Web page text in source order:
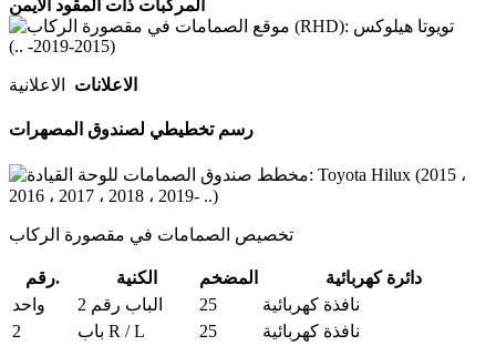
المركبات ذات المقود الأيمن
الاعلانات الاعلانية
رسم تخطيطي لصندوق المصهرات
تخصيص الصمامات في مقصورة الركاب
رقم. الكنية المضخم
دائرة كهربائية
واحد
الباب رقم 2 25
نافذة كهربائية
2
باب R / L 25
نافذة كهربائية